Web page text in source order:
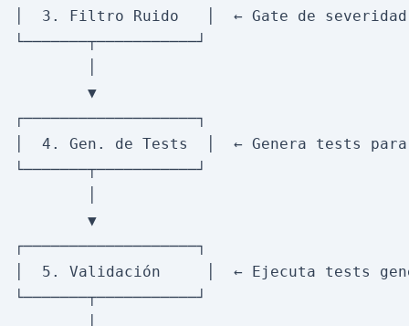
│  3. Filtro Ruido   │  ← Gate de severidad
└───────┬───────────┘
        ▼
┌───────────────────┐
│  4. Gen. de Tests  │  ← Genera tests
└───────┬───────────┘
        ▼
┌───────────────────┐
│  5. Validación     │  ← Ejecuta tests
└───────┬───────────┘